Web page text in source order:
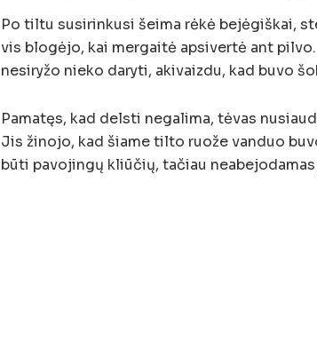
Po tiltu susirinkusi šeima rėkė bejėgiškai,
vis blogėjo, kai mergaitė apsivertė ant
nesiryžo nieko daryti, akivaizdu, kad buvo
Pamatęs, kad delsti negalima, tėvas
Jis žinojo, kad šiame tilto ruože vanduo
būti pavojingų kliūčių, tačiau